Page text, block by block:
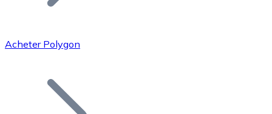
Bitcoin
Acheter Polygon